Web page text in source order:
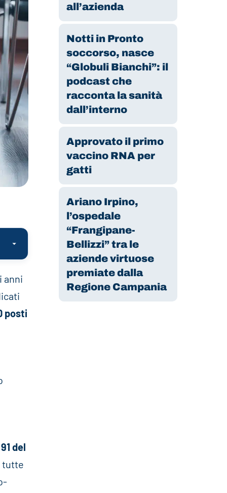
anni
posti
del
tutte
all’azienda
Notti in Pronto
soccorso, nasce
“Globuli Bianchi”: il
podcast che
racconta la sanità
dall’interno
Approvato il primo
vaccino RNA per
gatti
Ariano Irpino,
l’ospedale
“Frangipane-
Bellizzi” tra le
aziende virtuose
premiate dalla
Regione Campania